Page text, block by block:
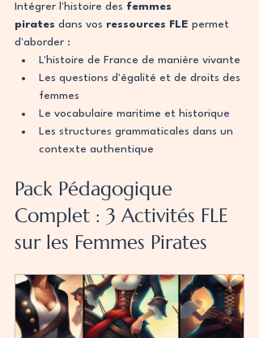
Intégrer l'histoire des femmes
pirates dans vos ressources FLE permet
d'aborder :
L'histoire de France de manière vivante
Les questions d'égalité et de droits des
femmes
Le vocabulaire maritime et historique
Les structures grammaticales dans un
contexte authentique
Pack Pédagogique
Complet : 3 Activités FLE
sur les Femmes Pirates